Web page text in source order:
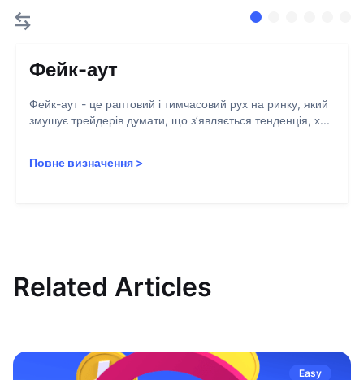
Фейк-аут
Фейк-аут - це раптовий і тимчасовий рух на ринку, який
змушує трейдерів думати, що з’являється тенденція, х...
Повне визначення >
Related Articles
Easy